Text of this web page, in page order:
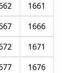
1661
1666
1671
1676